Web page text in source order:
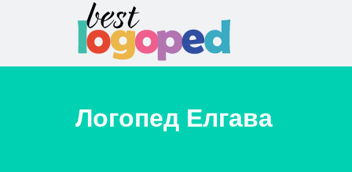
Логопед Елгава